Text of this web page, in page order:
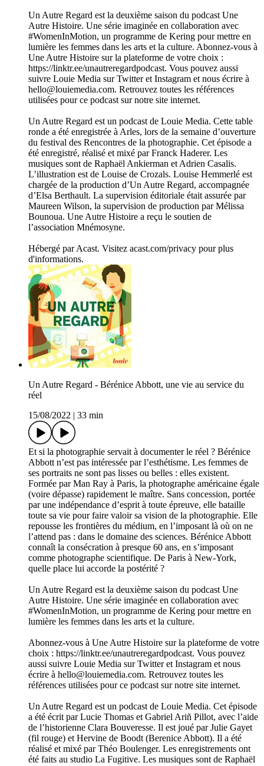
Un Autre Regard est la deuxième saison du podcast Une
Autre Histoire. Une série imaginée en collaboration avec
#WomenInMotion, un programme de Kering pour mettre en
lumière les femmes dans les arts et la culture. Abonnez-vous à
Une Autre Histoire sur la plateforme de votre choix :
https://linktr.ee/unautreregardpodcast. Vous pouvez aussi
suivre Louie Media sur Twitter et Instagram et nous écrire à
hello@louiemedia.com. Retrouvez toutes les références
utilisées pour ce podcast sur notre site internet.
Un Autre Regard est un podcast de Louie Media. Cette table
ronde a été enregistrée à Arles, lors de la semaine d’ouverture
du festival des Rencontres de la photographie. Cet épisode a
été enregistré, réalisé et mixé par Franck Haderer. Les
musiques sont de Raphaël Ankierman et Adrien Casalis.
L’illustration est de Louise de Crozals. Louise Hemmerlé est
chargée de la production d’Un Autre Regard, accompagnée
d’Elsa Berthault. La supervision éditoriale était assurée par
Maureen Wilson, la supervision de production par Mélissa
Bounoua. Une Autre Histoire a reçu le soutien de
l’association Mnémosyne.
Hébergé par Acast. Visitez acast.com/privacy pour plus
d'informations.
Un Autre Regard - Bérénice Abbott, une vie au service du
réel
15/08/2022
33 min
Et si la photographie servait à documenter le réel ? Bérénice
Abbott n’est pas intéressée par l’esthétisme. Les femmes de
ses portraits ne sont pas lisses ou belles : elles existent.
Formée par Man Ray à Paris, la photographe américaine égale
(voire dépasse) rapidement le maître. Sans concession, portée
par une indépendance d’esprit à toute épreuve, elle bataille
toute sa vie pour faire valoir sa vision de la photographie. Elle
repousse les frontières du médium, en l’imposant là où on ne
l’attend pas : dans le domaine des sciences. Bérénice Abbott
connaît la consécration à presque 60 ans, en s’imposant
comme photographe scientifique. De Paris à New-York,
quelle place lui accorde la postérité ?
Un Autre Regard est la deuxième saison du podcast Une
Autre Histoire. Une série imaginée en collaboration avec
#WomenInMotion, un programme de Kering pour mettre en
lumière les femmes dans les arts et la culture.
Abonnez-vous à Une Autre Histoire sur la plateforme de votre
choix : https://linktr.ee/unautreregardpodcast. Vous pouvez
aussi suivre Louie Media sur Twitter et Instagram et nous
écrire à hello@louiemedia.com. Retrouvez toutes les
références utilisées pour ce podcast sur notre site internet.
Un Autre Regard est un podcast de Louie Media. Cet épisode
a été écrit par Lucie Thomas et Gabriel Ariñ Pillot, avec l’aide
de l’historienne Clara Bouveresse. Il est joué par Julie Gayet
(fil rouge) et Hervine de Boodt (Berenice Abbott). Il a été
réalisé et mixé par Théo Boulenger. Les enregistrements ont
été faits au studio La Fugitive. Les musiques sont de Raphaël